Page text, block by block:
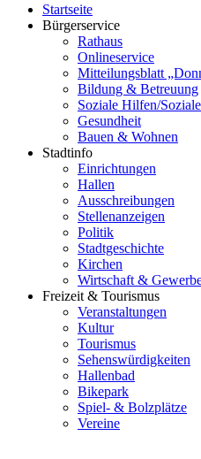
Startseite
Bürgerservice
Rathaus
Onlineservice
Mitteilungsblatt
Bildung & Betreuung
Soziale Hilfen/
Gesundheit
Bauen & Wohnen
Stadtinfo
Einrichtungen
Hallen
Ausschreibungen
Stellenanzeigen
Politik
Stadtgeschichte
Kirchen
Wirtschaft &
Freizeit & Tourismus
Veranstaltungen
Kultur
Tourismus
Sehenswürdigkeiten
Hallenbad
Bikepark
Spiel- & Bolzplätze
Vereine